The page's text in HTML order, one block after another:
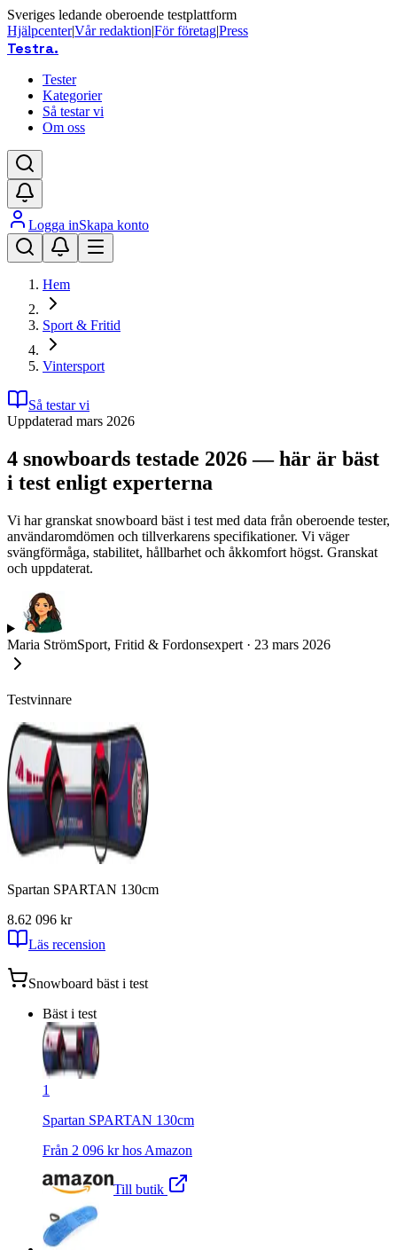
Sveriges ledande oberoende testplattform
Hjälpcenter|Vår redaktion|För företag|Press
Testra.
Tester
Kategorier
Så testar vi
Om oss
Logga inSkapa konto
Hem
Sport & Fritid
Vintersport
Så testar vi
Uppdaterad mars 2026
4 snowboards testade 2026 — här är bäst
i test enligt experterna
Vi har granskat snowboard bäst i test med data från oberoende tester,
användaromdömen och tillverkarens specifikationer. Vi väger
svängförmåga, stabilitet, hållbarhet och åkkomfort högst. Granskat
och uppdaterat.
Maria StrömSport, Fritid & Fordonsexpert · 23 mars 2026
Testvinnare
Spartan SPARTAN 130cm
8.62 096 kr
Läs recension
Snowboard bäst i test
Bäst i test
1
Spartan SPARTAN 130cm
Från 2 096 kr hos Amazon
Till butik